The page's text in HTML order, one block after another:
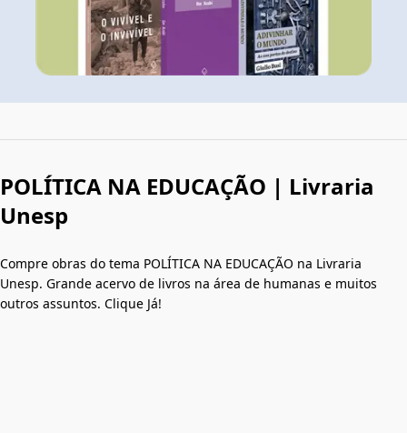
POLÍTICA NA EDUCAÇÃO | Livraria
Unesp
Compre obras do tema POLÍTICA NA EDUCAÇÃO na Livraria
Unesp. Grande acervo de livros na área de humanas e muitos
outros assuntos. Clique Já!